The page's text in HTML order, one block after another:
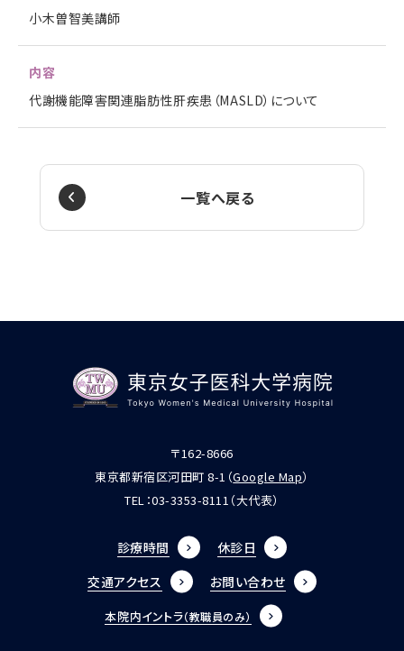
小木曽智美講師
内容
代謝機能障害関連脂肪性肝疾患（MASLD）について
一覧へ戻る
〒162-8666
東京都新宿区河田町 8-1（Google Map）
TEL：03-3353-8111 （大代表）
診療時間
休診日
交通アクセス
お問い合わせ
本院内イントラ（教職員のみ）